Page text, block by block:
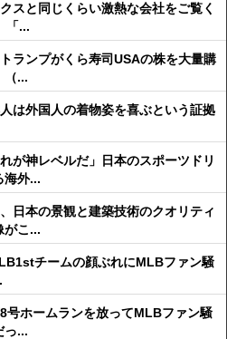
スと同じくらい激熱な会社をご覧く
「...
ランプがくら寿司USAの株を大量購
（...
は外国人の着物姿を喜ぶという証拠
が神レベルだ」日本のスポーツドリ
海外...
日本の景観と建築技術のクオリティ
がこ...
チームの顔ぶれにMLBファン騒
号ホームランを放ってMLBファン騒
っ...